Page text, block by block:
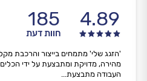
4.89
185
חוות דעת
מהירה, מדויקת ומתבצעת על ידי
העבודה מתבצעת...